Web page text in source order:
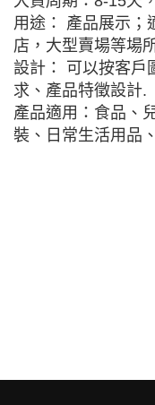
用途： 產品展示；
店，大型賣場等場
設計： 可以按客戶
求、產品特徵設計.
產品適用：食品、
裝、日常生活用品